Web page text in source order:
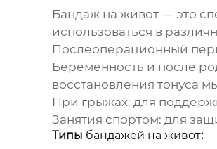
Бандаж на живот— это
использоваться в
Послеоперационный
Беременность и после
восстановления тонуса
При грыжах: для
Занятия спортом: для
Типы бандажей на живот: